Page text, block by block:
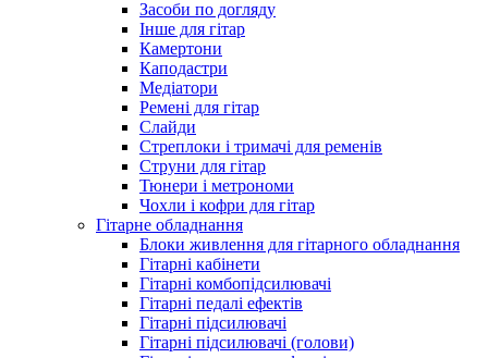
Засоби по догляду
Інше для гітар
Камертони
Каподастри
Медіатори
Ремені для гітар
Слайди
Стреплоки і тримачі для ременів
Струни для гітар
Тюнери і метрономи
Чохли і кофри для гітар
Гітарне обладнання
Блоки живлення для гітарного обладнання
Гітарні кабінети
Гітарні комбопідсилювачі
Гітарні педалі ефектів
Гітарні підсилювачі
Гітарні підсилювачі (голови)